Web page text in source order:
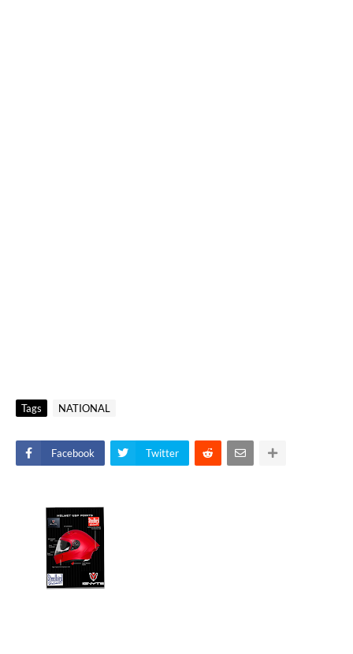
Tags NATIONAL
Facebook Twitter